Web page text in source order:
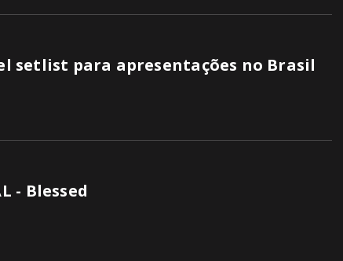
setlist para apresentações no Brasil
- Blessed